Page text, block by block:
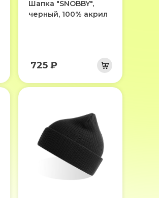
Шапка "SNOBBY",
черный, 100% акрил
725 ₽